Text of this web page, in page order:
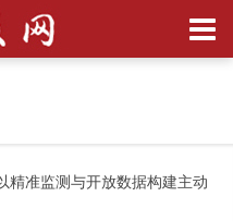
精准监测与开放数据构建主动